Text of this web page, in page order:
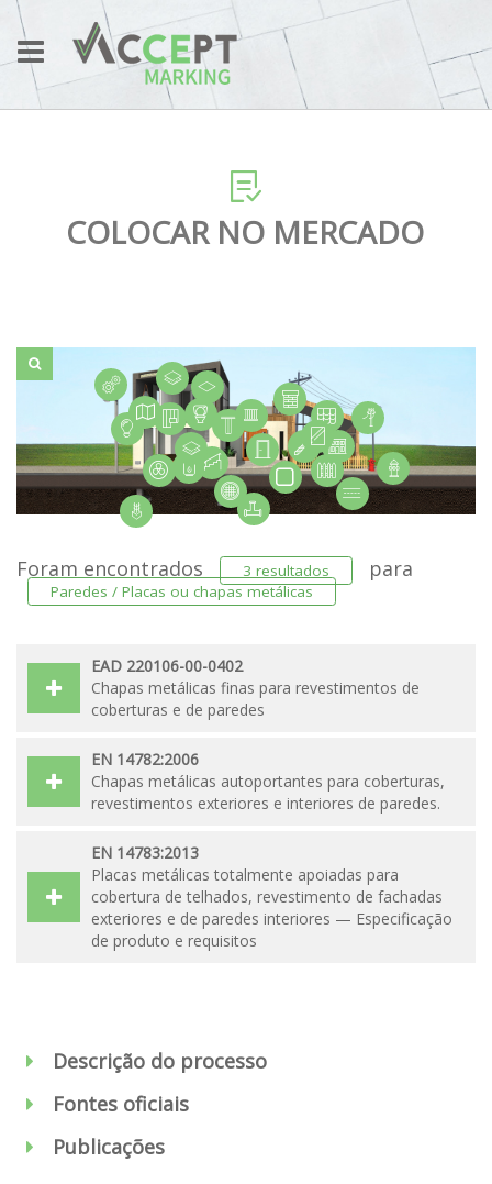
COLOCAR NO MERCADO
Foram encontrados 3 resultados para
Paredes / Placas ou chapas metálicas
EAD 220106-00-0402
Chapas metálicas finas para revestimentos de
coberturas e de paredes
EN 14782:2006
Chapas metálicas autoportantes para coberturas,
revestimentos exteriores e interiores de paredes.
EN 14783:2013
Placas metálicas totalmente apoiadas para
cobertura de telhados, revestimento de fachadas
exteriores e de paredes interiores — Especificação
de produto e requisitos
Descrição do processo
Fontes oficiais
Publicações